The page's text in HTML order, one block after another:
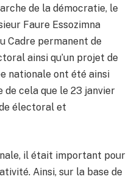
de la démocratie, le
Faure Essozimna
Cadre permanent de
ainsi qu’un projet de
nationale ont été ainsi
de cela que le 23 janvier
électoral et
il était important pour
Ainsi, sur la base de